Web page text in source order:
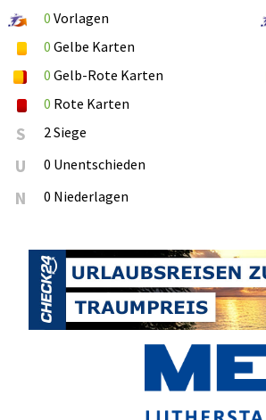
0 Vorlagen
0 Gelbe Karten
0 Gelb-Rote Karten
0 Rote Karten
S 2 Siege
U 0 Unentschieden
N 0 Niederlagen